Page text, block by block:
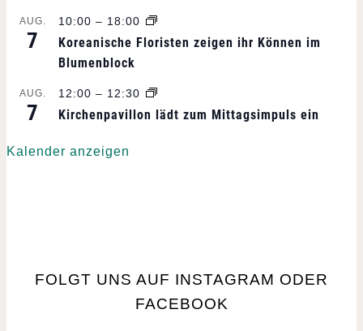
u
g
N
i
AUG.
7
10:00 – 18:00
Koreanische Floristen zeigen ihr Können im
Blumenblock
AUG.
7
12:00 – 12:30
Kirchenpavillon lädt zum Mittagsimpuls ein
Kalender anzeigen
FOLGT UNS AUF INSTAGRAM ODER
FACEBOOK